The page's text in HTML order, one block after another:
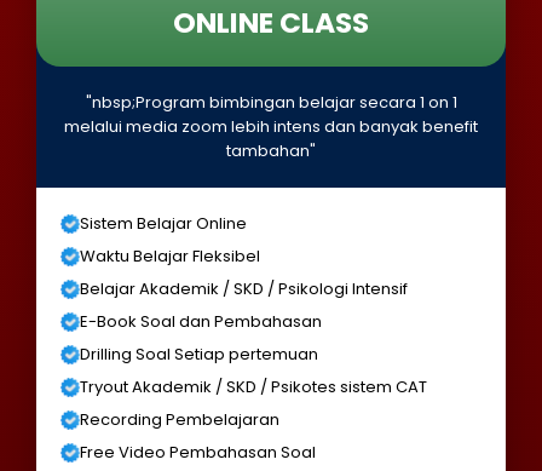
ONLINE CLASS
"nbsp;Program bimbingan belajar secara 1 on 1
melalui media zoom lebih intens dan banyak benefit
tambahan"
Sistem Belajar Online
Waktu Belajar Fleksibel
Belajar Akademik / SKD / Psikologi Intensif
E-Book Soal dan Pembahasan
Drilling Soal Setiap pertemuan
Tryout Akademik / SKD / Psikotes sistem CAT
Recording Pembelajaran
Free Video Pembahasan Soal